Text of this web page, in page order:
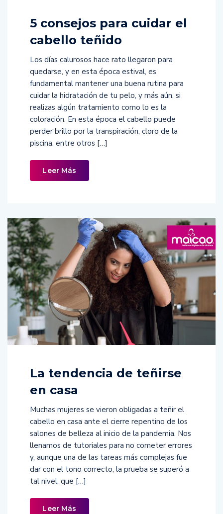
5 consejos para cuidar el
cabello teñido
Los días calurosos hace rato llegaron para
quedarse, y en esta época estival, es
fundamental mantener una buena rutina para
cuidar la hidratación de tu pelo, y más aún, si
realizas algún tratamiento como lo es la
coloración. En esta época el cabello puede
perder brillo por la transpiración, cloro de la
piscina, entre otros […]
Leer Más
La tendencia de teñirse
en casa
Muchas mujeres se vieron obligadas a teñir el
cabello en casa ante el cierre repentino de los
salones de belleza al inicio de la pandemia. Nos
llenamos de tutoriales para no cometer errores
y, aunque una de las tareas más complejas fue
dar con el tono correcto, la prueba se superó a
tal nivel, que […]
Leer Más